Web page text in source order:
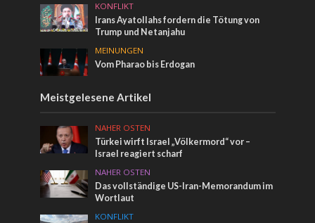
KONFLIKT
Irans Ayatollahs fordern die Tötung von
Trump und Netanjahu
MEINUNGEN
Vom Pharao bis Erdogan
Meistgelesene Artikel
NAHER OSTEN
Türkei wirft Israel „Völkermord“ vor –
Israel reagiert scharf
NAHER OSTEN
Das vollständige US-Iran-Memorandum im
Wortlaut
KONFLIKT